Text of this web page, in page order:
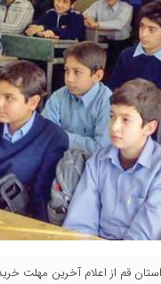
قم از اعلام آخرین مهلت